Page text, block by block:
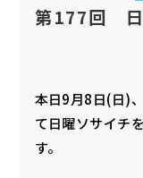
第177回 日
本日9月8日(日)
て日曜ソサイチ
す。